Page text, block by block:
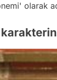
olarak